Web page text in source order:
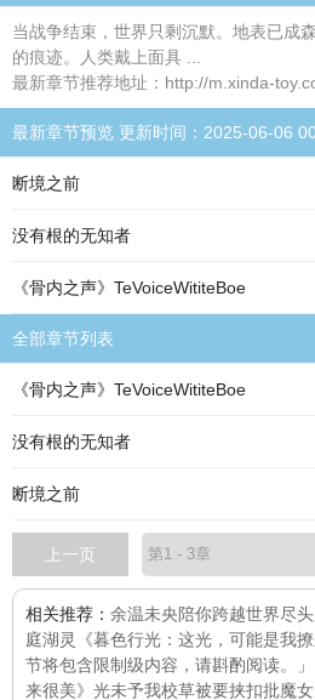
当战争结束，世界只剩沉默。地表已成
的痕迹。人类戴上面具 ...
最新章节推荐地址：http://m.xinda-
最新章节预览 更新时间：2025-06-06
断境之前
没有根的无知者
《骨内之声》TeVoiceWititeBoe
全部章节列表
《骨内之声》TeVoiceWititeBoe
没有根的无知者
断境之前
上一页
相关推荐： 余温未央陪你跨越世界尽头
庭湖灵
《暮色行光：这光，可能是我
节将包含限制级内容，请斟酌阅读。
来很美》 光未予我校草被要挟扣批魔